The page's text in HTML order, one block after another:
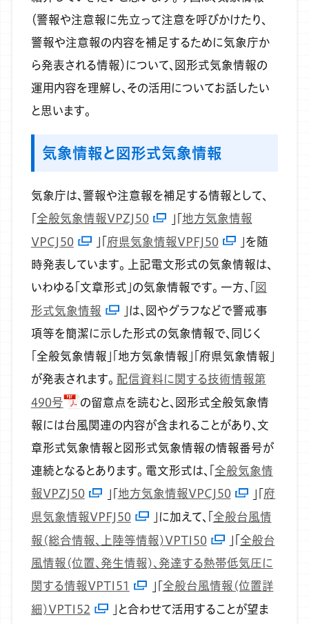
（警報や注意報に先立って注意を呼びかけたり、
警報や注意報の内容を補足するために気象庁か
ら発表される情報）について、図形式気象情報の
運用内容を理解し、その活用についてお話したい
と思います。
気象情報と図形式気象情報
気象庁は、警報や注意報を補足する情報として、
「全般気象情報VPZJ50 」「地方気象情報
VPCJ50
」「 府県気象情報VPFJ50
」を随
時発表しています。 上記電文形式の気象情報は、
いわゆる「文章形式」の気象情報です。 一方、「
図
形式気象情報
」は、図やグラフなどで警戒事
項等を簡潔に示した形式の気象情報で、同じく
「全般気象情報」「地方気象情報」「府県気象情報」
が発表されます。 配信資料に関する技術情報第
490号
の留意点を読むと、図形式全般気象情
報には台風関連の内容が含まれることがあり、文
章形式気象情報と図形式気象情報の情報番号が
連続となるとあります。 電文形式は、「全般気象情
報VPZJ50
」「地方気象情報VPCJ50 」「府
県気象情報VPFJ50
」に加えて、「 全般台風情
報(総合情報、上陸等情報)VPTI50
」「全般台
風情報(位置、発生情報)、発達する熱帯低気圧に
関する情報VPTI51
」「全般台風情報(位置詳
細)VPTI52
」と合わせて活用することが望ま